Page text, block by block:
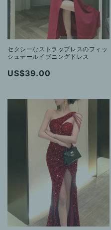
セクシーなストラップレスのフィッ
シュテールイブニングドレス
通
価
US$39.00